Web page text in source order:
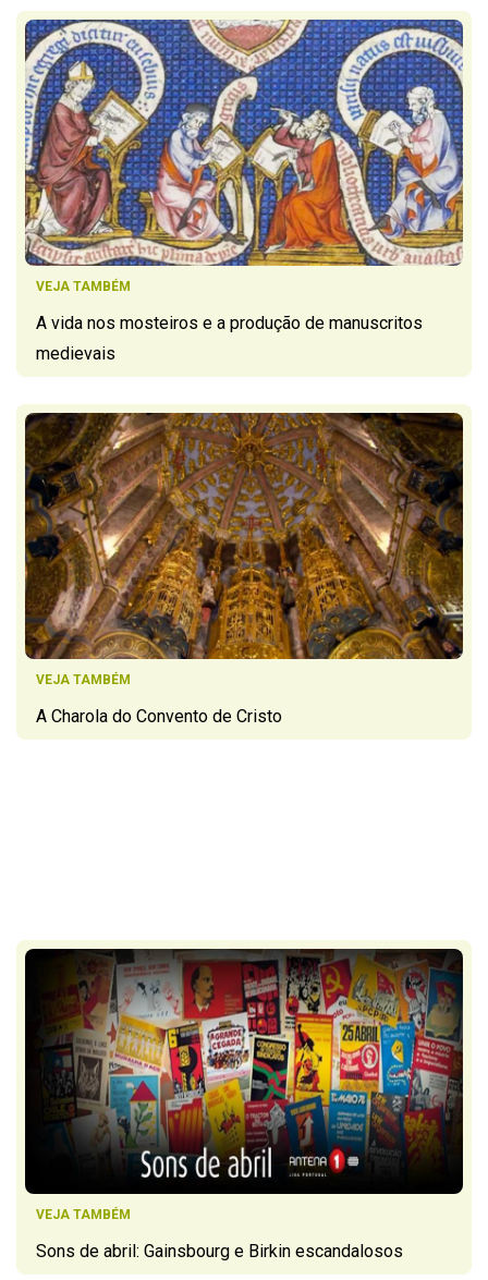
VEJA TAMBÉM
A vida nos mosteiros e a produção de manuscritos
medievais
VEJA TAMBÉM
A Charola do Convento de Cristo
VEJA TAMBÉM
Sons de abril: Gainsbourg e Birkin escandalosos